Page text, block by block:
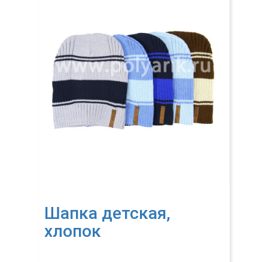
Шапка детская,
хлопок